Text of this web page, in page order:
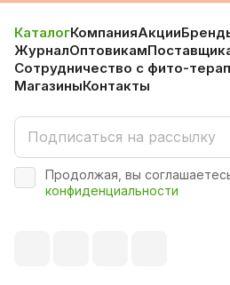
КаталогКомпанияАкции
ЖурналОптовикам
Сотрудничество с фито-
МагазиныКонтакты
Продолжая, вы
конфиденциальности